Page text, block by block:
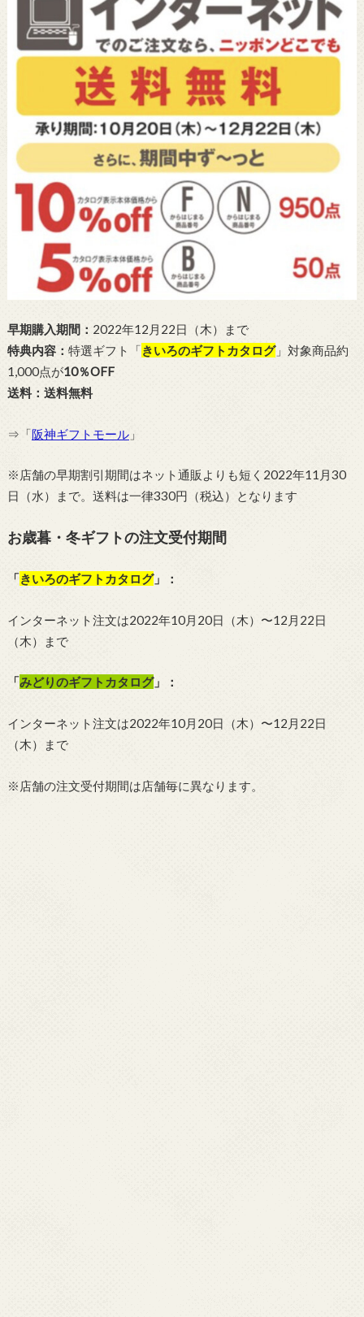
早期購入期間： 2022年12月22日（木）まで
特典内容： 特選ギフト「きいろのギフトカタログ」対象商品約
1,000点が10％OFF
送料：送料無料
⇒「阪神ギフトモール」
※店舗の早期割引期間はネット通販よりも短く2022年11月30
日（水）まで。送料は一律330円（税込）となります
お歳暮・冬ギフトの注文受付期間
「きいろのギフトカタログ」：
インターネット注文は2022年10月20日（木）〜12月22日
（木）まで
「みどりのギフトカタログ」：
インターネット注文は2022年10月20日（木）〜12月22日
（木）まで
※店舗の注文受付期間は店舗毎に異なります。